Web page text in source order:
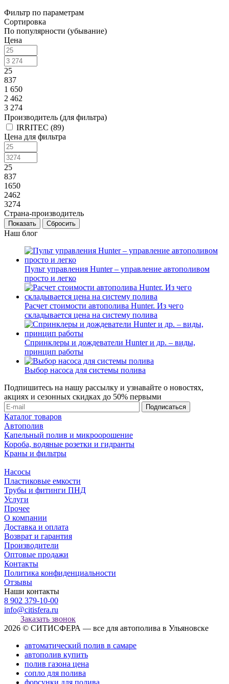
Фильтр по параметрам
Сортировка
По популярности (убывание)
Цена
25
837
1 650
2 462
3 274
Производитель (для фильтра)
IRRITEC (89)
Цена для фильтра
25
837
1650
2462
3274
Страна-производитель
Сбросить
Наш блог
Пульт управления Hunter – управление автополивом
просто и легко
Расчет стоимости автополива Hunter. Из чего
складывается цена на систему полива
Спринклеры и дождеватели Hunter и др. – виды,
принцип работы
Выбор насоса для системы полива
Подпишитесь на нашу рассылку и узнавайте о новостях,
акциях и сезонных скидках до 50% первыми
Каталог товаров
Автополив
Капельный полив и микроорошение
Короба, водяные розетки и гидранты
Краны и фильтры
Насосы
Пластиковые емкости
Трубы и фитинги ПНД
Услуги
Прочее
О компании
Доставка и оплата
Возврат и гарантия
Производители
Оптовые продажи
Контакты
Политика конфиденциальности
Отзывы
Наши контакты
8 902 379-10-00
info@citisfera.ru
Заказать звонок
2026 © СИТИСФЕРА — все для автополива в Ульяновске
автоматический полив в самаре
автополив купить
полив газона цена
сопло для полива
форсунки для полива